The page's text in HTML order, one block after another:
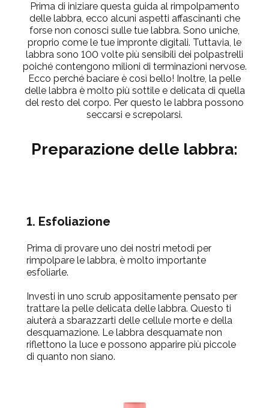
Prima di iniziare questa guida al rimpolpamento
delle labbra, ecco alcuni aspetti affascinanti che
forse non conosci sulle tue labbra. Sono uniche,
proprio come le tue impronte digitali. Tuttavia, le
labbra sono 100 volte più sensibili dei polpastrelli
poiché contengono milioni di terminazioni nervose.
Ecco perché baciare è così bello! Inoltre, la pelle
delle labbra è molto più sottile e delicata di quella
del resto del corpo. Per questo le labbra possono
seccarsi e screpolarsi.
Preparazione delle labbra:
1. Esfoliazione
Prima di provare uno dei nostri metodi per
rimpolpare le labbra, è molto importante
esfoliarle.
Investi in uno scrub appositamente pensato per
trattare la pelle delicata delle labbra. Questo ti
aiuterà a sbarazzarti delle cellule morte e della
desquamazione. Le labbra desquamate non
riflettono la luce e possono apparire più piccole
di quanto non siano.